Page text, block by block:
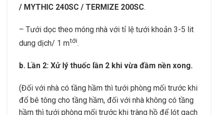
/ MYTHIC 240SC / TERMIZE 200SC.
– Tưới dọc theo móng nhà với tỉ lệ tưới khoản 3-5 lit
dung dịch/ 1 mtới.
b. Lần 2: Xử lý thuốc lần 2 khi vừa đầm nền xong.
(Đối với nhà có tầng hầm thì tưới phòng mối trước khi
đổ bê tông cho tầng hầm, đối với nhà không có tầng
hầm thì tưới phòng mối trước khi tràng hồ để lót gạch